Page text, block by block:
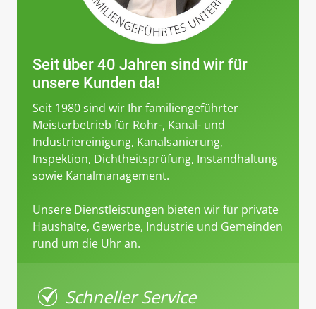
Seit über 40 Jahren sind wir für
unsere Kunden da!
Seit 1980 sind wir Ihr familiengeführter
Meisterbetrieb für Rohr-, Kanal- und
Industriereinigung, Kanalsanierung,
Inspektion, Dichtheitsprüfung, Instandhaltung
sowie Kanalmanagement.
Unsere Dienstleistungen bieten wir für private
Haushalte, Gewerbe, Industrie und Gemeinden
rund um die Uhr an.
Schneller Service